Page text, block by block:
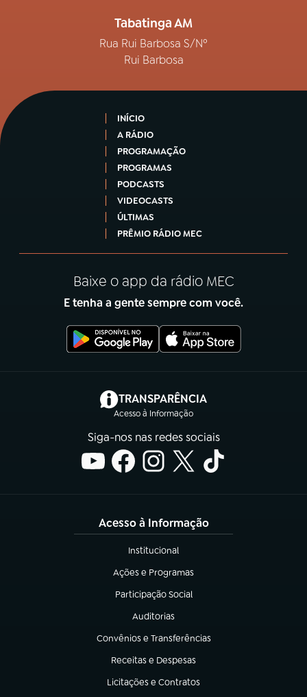
Tabatinga AM
Rua Rui Barbosa S/Nº
Rui Barbosa
INÍCIO
A RÁDIO
PROGRAMAÇÃO
PROGRAMAS
PODCASTS
VIDEOCASTS
ÚLTIMAS
PRÊMIO RÁDIO MEC
Baixe o app da rádio MEC
E tenha a gente sempre com você.
TRANSPARÊNCIA
Acesso à Informação
(abre em nova aba)
Siga-nos nas redes sociais
Acesso à Informação
Institucional
(abre em nova aba)
Ações e Programas
(abre em nova aba)
Participação Social
(abre em nova aba)
Auditorias
(abre em nova aba)
Convênios e Transferências
(abre em nova aba)
Receitas e Despesas
(abre em nova aba)
Licitações e Contratos
(abre em nova aba)